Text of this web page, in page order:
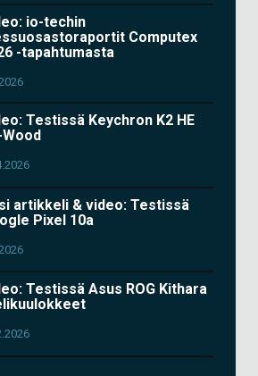
io-techin
Computex
-tapahtumasta
Testissä Keychron K2 HE
artikkeli & video: Testissä
Pixel 10a
Testissä Asus ROG Kithara